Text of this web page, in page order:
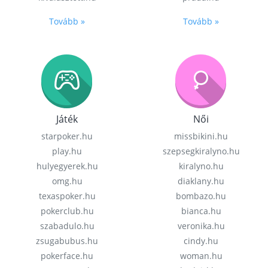
Tovább » Tovább »
Játék
starpoker.hu
play.hu
hulyegyerek.hu
omg.hu
texaspoker.hu
pokerclub.hu
szabadulo.hu
zsugabubus.hu
pokerface.hu
Női
missbikini.hu
szepsegkiralyno.hu
kiralyno.hu
diaklany.hu
bombazo.hu
bianca.hu
veronika.hu
cindy.hu
woman.hu